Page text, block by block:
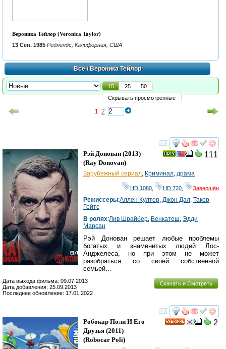
Вероника Тейлор (Veronica Taylor)
13 Сен. 1985 Редлендс, Калифорния, США
Всё/ Вероника Тейлор
15 25
50
Скрывать просмотренные
1 2
смотреть
111
Рэй Донован (2013)
(Ray Donovan)
Зарубежный сериал Криминал драма
HD 1080 HD 720 Завершён
Режиссеры:Аллен Култер Джон Дал Такер
Гейтс
В ролях:Лив Шрайбер Венкатеш Эдди
Марсан
Рэй Донован решает любые проблемы
богатых и знаменитых людей Лос-
Анджелеса, но при этом не может
разобраться со своей собственной
семьей…
Скачать и Смотреть
Дата выхода фильма: 09.07.2013
Дата добавления: 25.09.2013
Последнее обновление: 17.01.2022
смотреть
2
Робокар Поли И Его
Друзья (2011)
(Robocar Poli)